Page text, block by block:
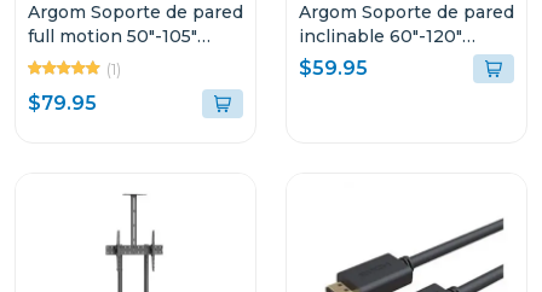
Argom Soporte de pared
full motion 50"-105"
doble brazo carga 75kg
(1)
$79.95
Argom Soporte de pared
inclinable 60"-120"
acero pesado carga
120kg
$59.95